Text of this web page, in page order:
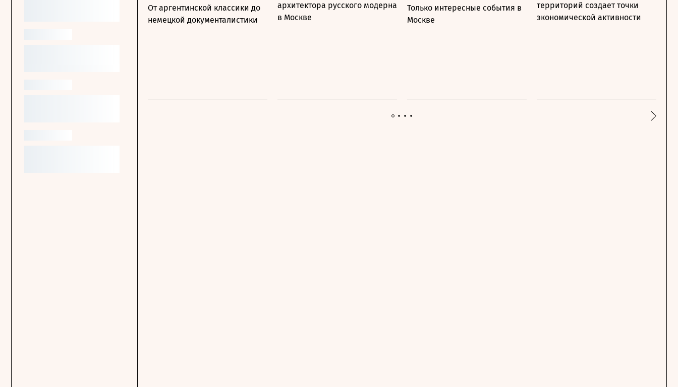
От аргентинской классики до
немецкой документалистики
архитектора русского модерна
в Москве
Только интересные события в
Москве
территорий создает точки
экономической активности